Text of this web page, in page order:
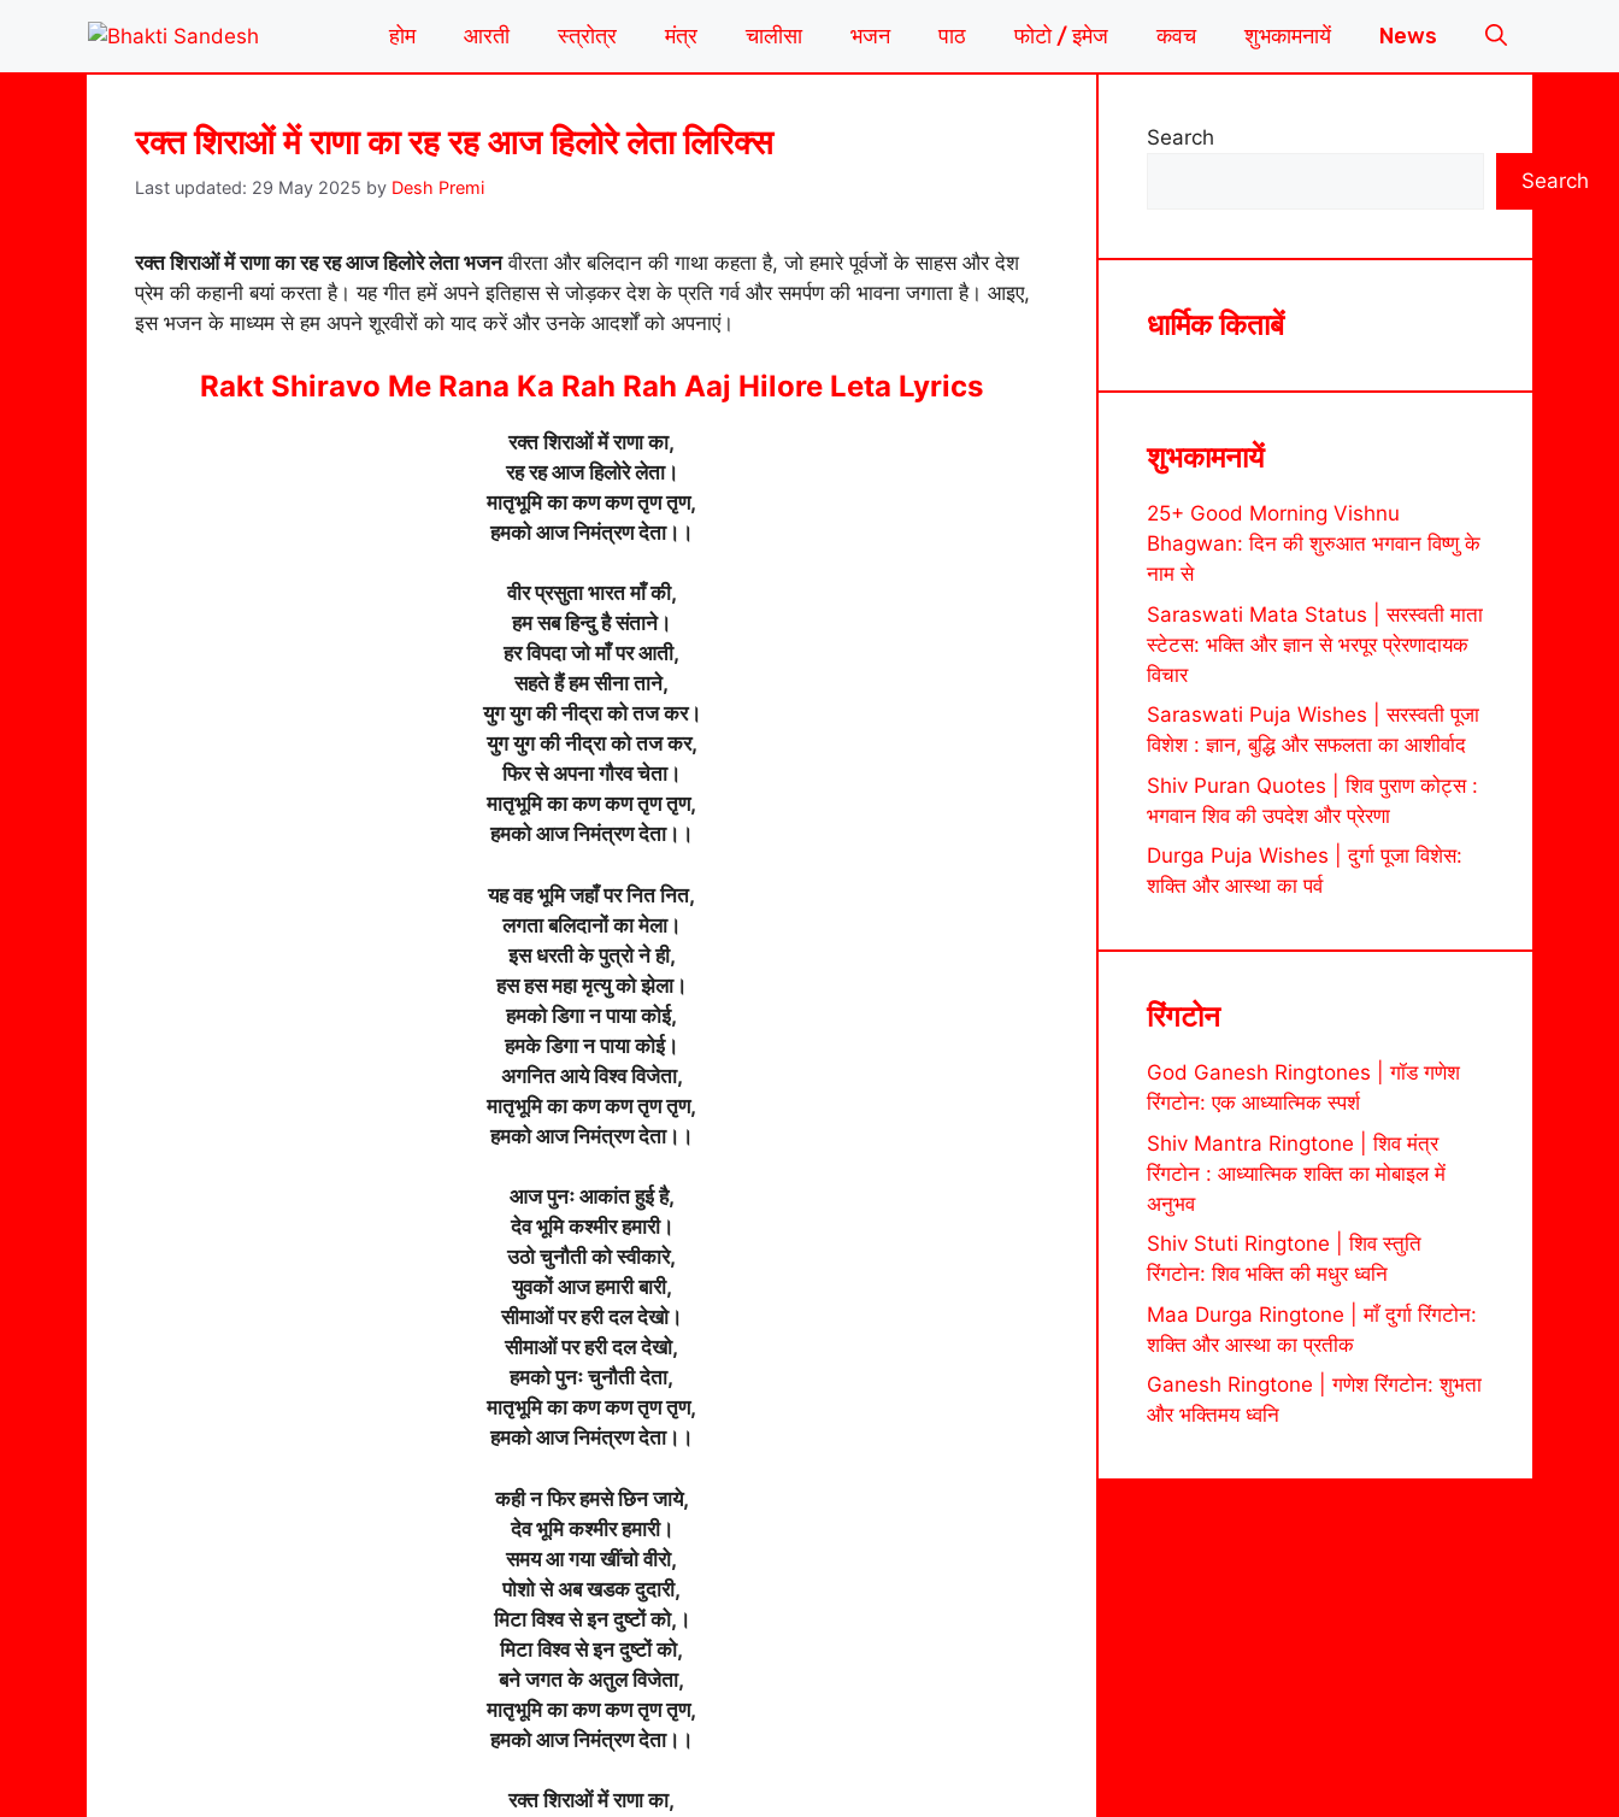
content
होम आरती स्त्रोत्र मंत्र चालीसा भजन पाठ फोटो / इमेज कवच शुभकामनायें News
रक्त शिराओं में राणा का रह रह आज हिलोरे लेता लिरिक्स
29 May 2025 by Desh Premi
रक्त शिराओं में राणा का रह रह आज हिलोरे लेता भजनवीरता और बलिदान की गाथा कहता है, जो हमारे पूर्वजों के साहस और देश
प्रेम की कहानी बयां करता है। यह गीत हमें अपने इतिहास से जोड़कर देश के प्रति गर्व और समर्पण की भावना जगाता है। आइए,
इस भजन के माध्यम से हम अपने शूरवीरों को याद करें और उनके आदर्शों को अपनाएं।
Rakt Shiravo Me Rana Ka Rah Rah Aaj Hilore Leta Lyrics
रक्त शिराओं में राणा का,
रह रह आज हिलोरे लेता।
मातृभूमि का कण कण तृण तृण,
हमको आज निमंत्रण देता।।
वीर प्रसुता भारत माँ की,
हम सब हिन्दु है संताने।
हर विपदा जो माँ पर आती,
सहते हैं हम सीना ताने,
युग युग की नीद्रा को तज कर।
युग युग की नीद्रा को तज कर,
फिर से अपना गौरव चेता।
मातृभूमि का कण कण तृण तृण,
हमको आज निमंत्रण देता।।
यह वह भूमि जहाँ पर नित नित,
लगता बलिदानों का मेला।
इस धरती के पुत्रो ने ही,
हस हस महा मृत्यु को झेला।
हमको डिगा न पाया कोई,
हमके डिगा न पाया कोई।
अगनित आये विश्व विजेता,
मातृभूमि का कण कण तृण तृण,
हमको आज निमंत्रण देता।।
आज पुनः आकांत हुई है,
देव भूमि कश्मीर हमारी।
उठो चुनौती को स्वीकारे,
युवकों आज हमारी बारी,
सीमाओं पर हरी दल देखो।
सीमाओं पर हरी दल देखो,
हमको पुनः चुनौती देता,
मातृभूमि का कण कण तृण तृण,
हमको आज निमंत्रण देता।।
कही न फिर हमसे छिन जाये,
देव भूमि कश्मीर हमारी।
समय आ गया खींचो वीरो,
पोशो से अब खडक दुदारी,
मिटा विश्व से इन दुष्टों को,।
मिटा विश्व से इन दुष्टों को,
बने जगत के अतुल विजेता,
मातृभूमि का कण कण तृण तृण,
हमको आज निमंत्रण देता।।
रक्त शिराओं में राणा का,
Search
Search
धार्मिक किताबें
शुभकामनायें
25+ Good Morning Vishnu
Bhagwan: दिन की शुरुआत भगवान विष्णु के
नाम से
Saraswati Mata Status | सरस्वती माता
स्टेटस: भक्ति और ज्ञान से भरपूर प्रेरणादायक
विचार
Saraswati Puja Wishes | सरस्वती पूजा
विशेश : ज्ञान, बुद्धि और सफलता का आशीर्वाद
Shiv Puran Quotes | शिव पुराण कोट्स :
भगवान शिव की उपदेश और प्रेरणा
Durga Puja Wishes | दुर्गा पूजा विशेस:
शक्ति और आस्था का पर्व
रिंगटोन
God Ganesh Ringtones | गॉड गणेश
रिंगटोन: एक आध्यात्मिक स्पर्श
Shiv Mantra Ringtone | शिव मंत्र
रिंगटोन : आध्यात्मिक शक्ति का मोबाइल में
अनुभव
Shiv Stuti Ringtone | शिव स्तुति
रिंगटोन: शिव भक्ति की मधुर ध्वनि
Maa Durga Ringtone | माँ दुर्गा रिंगटोन:
शक्ति और आस्था का प्रतीक
Ganesh Ringtone | गणेश रिंगटोन: शुभता
और भक्तिमय ध्वनि